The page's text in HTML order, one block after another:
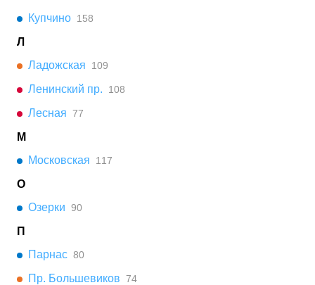
Купчино 158
Л
Ладожская
109
Ленинский пр. 108
Лесная 77
М
Московская
117
О
Озерки 90
П
Парнас 80
Пр. Большевиков 74